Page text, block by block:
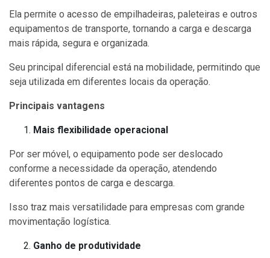
Ela permite o acesso de empilhadeiras, paleteiras e outros
equipamentos de transporte, tornando a carga e descarga
mais rápida, segura e organizada.
Seu principal diferencial está na mobilidade, permitindo que
seja utilizada em diferentes locais da operação.
Principais vantagens
Mais flexibilidade operacional
Por ser móvel, o equipamento pode ser deslocado
conforme a necessidade da operação, atendendo
diferentes pontos de carga e descarga.
Isso traz mais versatilidade para empresas com grande
movimentação logística.
Ganho de produtividade